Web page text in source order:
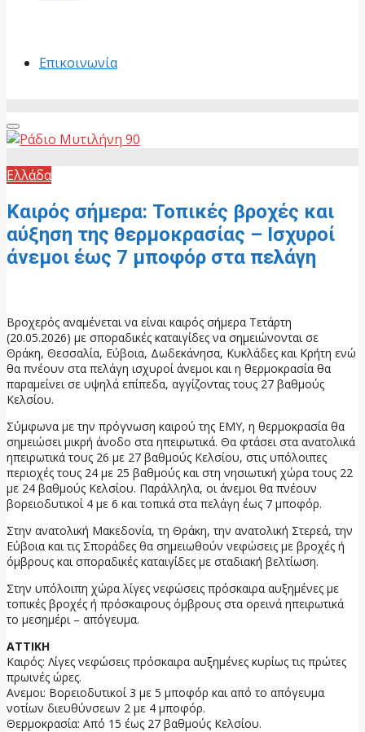
Επικοινωνία
Primary
Menu
Ελλάδα
Καιρός σήμερα: Τοπικές βροχές και
αύξηση της θερμοκρασίας – Ισχυροί
άνεμοι έως 7 μποφόρ στα πελάγη
Βροχερός αναμένεται να είναι καιρός σήμερα Τετάρτη
(20.05.2026) με σποραδικές καταιγίδες να σημειώνονται σε
Θράκη, Θεσσαλία, Εύβοια, Δωδεκάνησα, Κυκλάδες και Κρήτη ενώ
θα πνέουν στα πελάγη ισχυροί άνεμοι και η θερμοκρασία θα
παραμείνει σε υψηλά επίπεδα, αγγίζοντας τους 27 βαθμούς
Κελσίου.
Σύμφωνα με την πρόγνωση καιρού της ΕΜΥ, η θερμοκρασία θα
σημειώσει μικρή άνοδο στα ηπειρωτικά. Θα φτάσει στα ανατολικά
ηπειρωτικά τους 26 με 27 βαθμούς Κελσίου, στις υπόλοιπες
περιοχές τους 24 με 25 βαθμούς και στη νησιωτική χώρα τους 22
με 24 βαθμούς Κελσίου. Παράλληλα, οι άνεμοι θα πνέουν
βορειοδυτικοί 4 με 6 και τοπικά στα πελάγη έως 7 μποφόρ.
Στην ανατολική Μακεδονία, τη Θράκη, την ανατολική Στερεά, την
Εύβοια και τις Σποράδες θα σημειωθούν νεφώσεις με βροχές ή
όμβρους και σποραδικές καταιγίδες με σταδιακή βελτίωση.
Στην υπόλοιπη χώρα λίγες νεφώσεις πρόσκαιρα αυξημένες με
τοπικές βροχές ή πρόσκαιρους όμβρους στα ορεινά ηπειρωτικά
το μεσημέρι – απόγευμα.
ΑΤΤΙΚΗ
Καιρός: Λίγες νεφώσεις πρόσκαιρα αυξημένες κυρίως τις πρώτες
πρωινές ώρες.
Ανεμοι: Βορειοδυτικοί 3 με 5 μποφόρ και από το απόγευμα
νοτίων διευθύνσεων 2 με 4 μποφόρ.
Θερμοκρασία: Από 15 έως 27 βαθμούς Κελσίου.